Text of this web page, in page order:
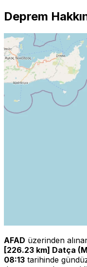
Deprem
AFAD üzerinden
[226.23 km] Datça
08:13 tarihinde